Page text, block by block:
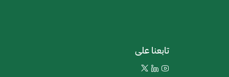
تابعنا على